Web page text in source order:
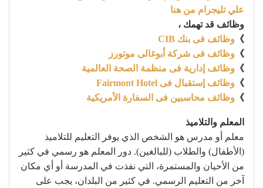
علي تليجرام من هنا
وظائف قد تهمك ،
》 وظائف فى بنك CIB
》 وظائف فى شركة أبوغالى موتورز
》 وظائف إدارية فى منظمة الصحة العالمية
》 وظائف إستقبال فى Fairmont Hotel
》 وظائف محاسبين فى السفارة الأمريكية
المعلم والتلاميذ
معلم أو مدرس هو الشخص الذي يوفر التعليم للتلاميذ
(الأطفال) والطلاب (للبالغين). دور المعلم هو رسمي في كثير
من الأحيان والمستمرة، التي نفذت في المدرسة أو أي مكان
آخر من التعليم الرسمي. في كثير من البلدان، يجب على